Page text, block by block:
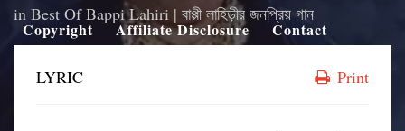
Copyright Affiliate Disclosure Contact
in Best Of Bappi Lahiri | বাপ্পী লাহিড়ীর জনপ্রিয় গান
LYRIC Print